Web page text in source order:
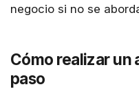
negocio si no se
Cómo realizar un
paso